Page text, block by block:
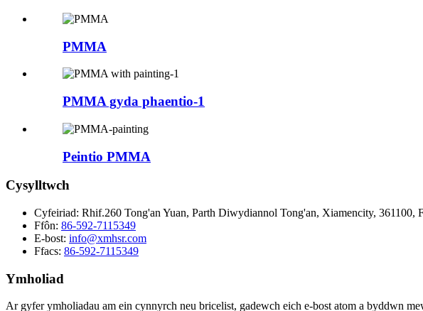
PMMA
PMMA gyda phaentio-1
Peintio PMMA
Cysylltwch
Cyfeiriad: Rhif.260 Tong'an Yuan, Parth Diwydiannol Tong'an, Xiamencity, 361100,
Ffôn: 86-592-7115349
E-bost: info@xmhsr.com
Ffacs: 86-592-7115349
Ymholiad
Ar gyfer ymholiadau am ein cynnyrch neu bricelist, gadewch eich e-bost atom a byddwn